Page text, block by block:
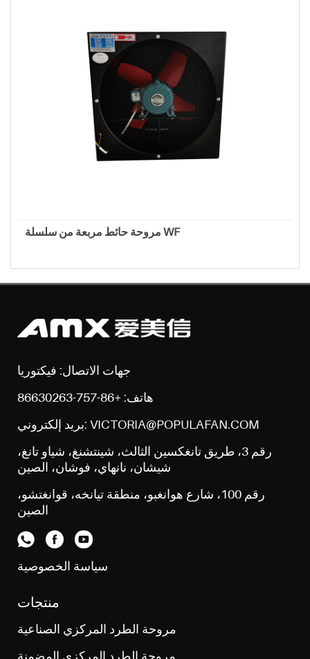
مروحة حائط مربعة من سلسلة WF
جهات الاتصال: فيكتوريا
هاتف: +86-757-86630263
بريد إلكتروني: VICTORIA@POPULAFAN.COM
رقم 3، طريق تانغكسين الثالث، شينتشنغ، شياو تانغ،
شيشان، نانهاي، فوشان، الصين
رقم 100، شارع هوانغبو، منطقة تيانخه، قوانغتشو،
الصين
سياسة الخصوصية
منتجات
مروحة الطرد المركزي الصناعية